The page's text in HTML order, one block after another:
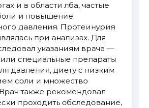
и в области лба, частые
и повышение
давления. Протеинурия
при анализах. Для
указаниям врача —
специальные препараты
давления, диету с низким
соли и множество
также рекомендовал
проходить обследование,